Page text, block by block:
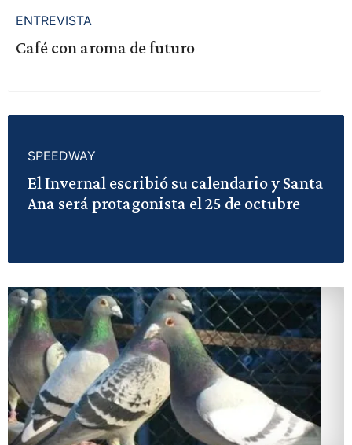
ENTREVISTA
Café con aroma de futuro
SPEEDWAY
El Invernal escribió su calendario y Santa
Ana será protagonista el 25 de octubre